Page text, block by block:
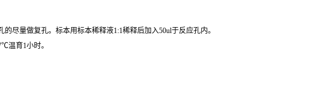
尽量做复孔。标本用标本稀释液1:1稀释后加入50ul于反应孔内。
温育1小时。